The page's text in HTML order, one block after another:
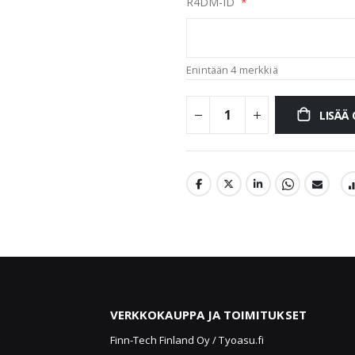
Enintään 4 merkkiä
LISÄÄ
VERKKOKAUPPA JA TOIMITUKSET
Finn-Tech Finland Oy / Tyoasu.fi